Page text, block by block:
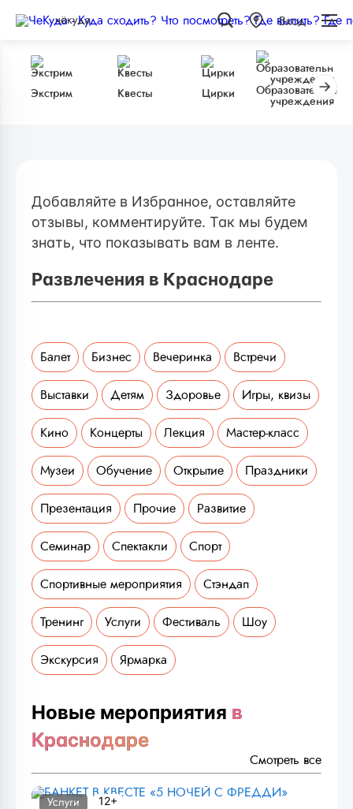
чёкуда Вход
Экстрим Квесты Цирки
Образовательные
учреждения
Добавляйте в Избранное, оставляйте
отзывы, комментируйте. Так мы будем
знать, что показывать вам в ленте.
Развлечения в Краснодаре
Балет Бизнес Вечеринка Встречи
Выставки Детям Здоровье Игры, квизы
Кино Концерты Лекция Мастер-класс
Музеи Обучение Открытие Праздники
Презентация Прочие Развитие
Семинар Спектакли Спорт
Спортивные мероприятия Стэндап
Тренинг Услуги Фестиваль Шоу
Экскурсия Ярмарка
Новые мероприятия в
Краснодаре
Смотреть все
Услуги 12+